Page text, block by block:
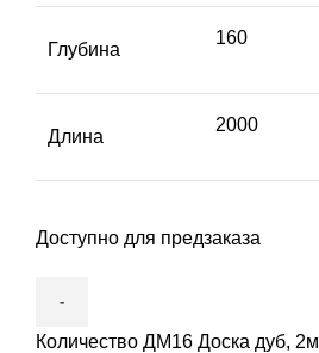
Глубина
160
Длина
2000
Доступно для предзаказа
Количество ДМ16 Доска дуб, 2м